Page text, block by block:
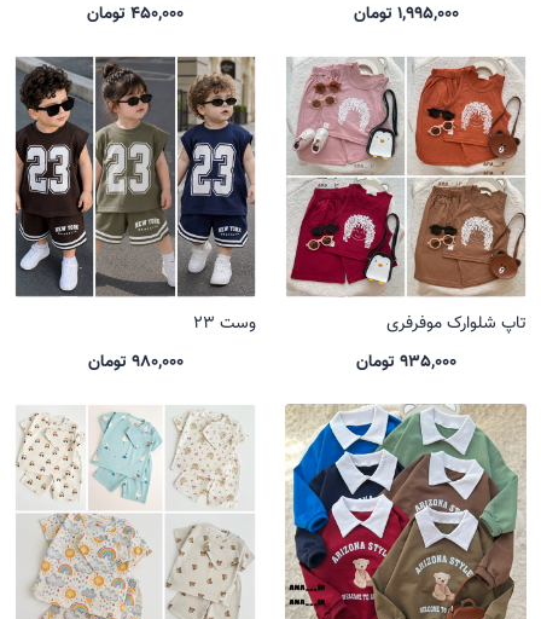
1,995,000 تومان
450,000 تومان
تاپ شلوارک موفرفری
935,000 تومان
وست 23
980,000 تومان